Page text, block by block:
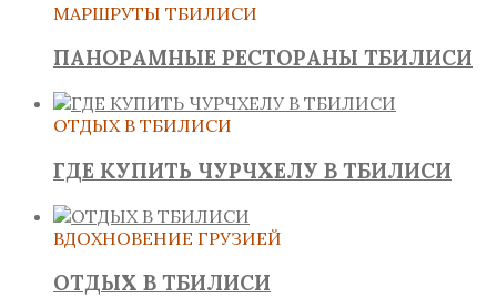
МАРШРУТЫ ТБИЛИСИ
ПАНОРАМНЫЕ РЕСТОРАНЫ ТБИЛИСИ
ОТДЫХ В ТБИЛИСИ
ГДЕ КУПИТЬ ЧУРЧХЕЛУ В ТБИЛИСИ
ВДОХНОВЕНИЕ ГРУЗИЕЙ
ОТДЫХ В ТБИЛИСИ